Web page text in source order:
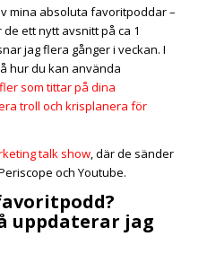
mina absoluta favoritpoddar –
ett nytt avsnitt på ca 1
jag flera gånger i veckan. I
hur du kan använda
som tittar på dina
troll och krisplanera för
talk show, där de sänder
och Youtube.
uppdaterar jag